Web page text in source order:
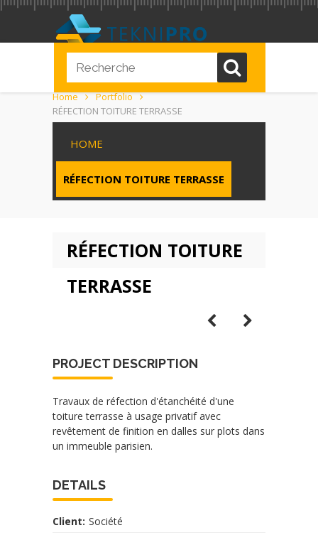
Home
Portfolio
RÉFECTION TOITURE TERRASSE
HOME
RÉFECTION TOITURE TERRASSE
RÉFECTION TOITURE
TERRASSE
PROJECT DESCRIPTION
Travaux de réfection d'étanchéité d'une
toiture terrasse à usage privatif avec
revêtement de finition en dalles sur plots dans
un immeuble parisien.
DETAILS
Client: Société